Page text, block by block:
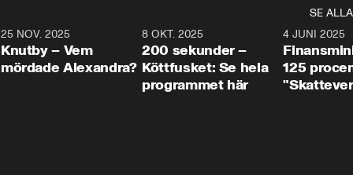
SE ALLA
31:05
25 NOV. 2025
Knutby – Vem
mördade Alexandra?
4:29
8 OKT. 2025
200 sekunder –
Köttfusket: Se hela
programmet här
4 JUNI 2025
125